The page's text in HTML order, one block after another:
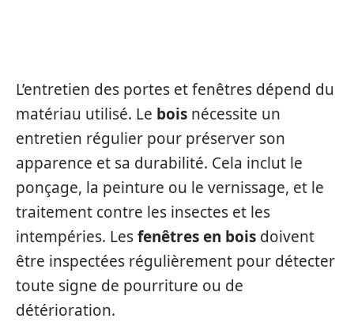
L’entretien des portes et fenêtres dépend du
matériau utilisé. Le bois nécessite un
entretien régulier pour préserver son
apparence et sa durabilité. Cela inclut le
ponçage, la peinture ou le vernissage, et le
traitement contre les insectes et les
intempéries. Lesfenêtres en bois doivent
être inspectées régulièrement pour détecter
toute signe de pourriture ou de
détérioration.